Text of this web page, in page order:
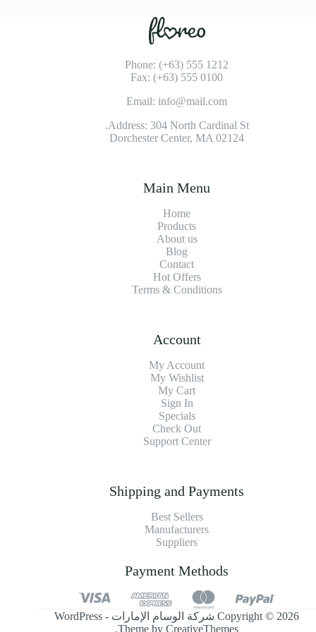
Phone: (+63) 555 1212
Fax: (+63) 555 0100
Email: info@mail.com
Address: 304 North Cardinal St.
Dorchester Center, MA 02124
Main Menu
Home
Products
About us
Blog
Contact
Hot Offers
Terms & Conditions
Account
My Account
My Wishlist
My Cart
Sign In
Specials
Check Out
Support Center
Shipping and Payments
Best Sellers
Manufacturers
Suppliers
Payment Methods
Copyright © 2026 شركة الوسام الإمارات - WordPress
Theme byCreativeThemes
.